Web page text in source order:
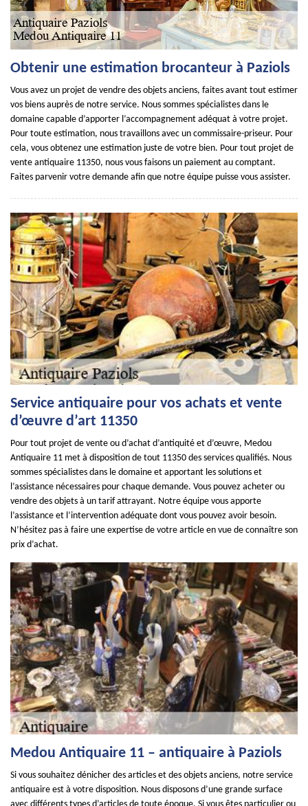
Obtenir une estimation brocanteur à Paziols
Vous avez un projet de vendre des objets anciens, faites avant tout estimer
vos biens auprès de notre service. Nous sommes spécialistes dans le
domaine capable d’apporter l’accompagnement adéquat à votre projet.
Pour toute estimation, nous travaillons avec un commissaire-priseur. Pour
cela, vous obtenez une estimation juste de votre bien. Pour tout projet de
vente antiquaire 11350, nous vous faisons un paiement au comptant.
Faites parvenir votre demande afin que notre équipe puisse vous assister.
Service antiquaire pour vos achats et vente
d’œuvre d’art 11350
Pour tout projet de vente ou d’achat d’antiquité et d’œuvre, Medou
Antiquaire 11 met à disposition de tout 11350 des services qualifiés. Nous
sommes spécialistes dans le domaine et apportant les solutions et
l’assistance nécessaires pour chaque demande. Vous pouvez acheter ou
vendre des objets à un tarif attrayant. Notre équipe vous apporte
l’assistance et l’intervention adéquate dont vous pouvez avoir besoin.
N’hésitez pas à faire une expertise de votre article en vue de connaître son
prix d’achat.
Medou Antiquaire 11 – antiquaire à Paziols
Si vous souhaitez dénicher des articles et des objets anciens, notre service
antiquaire est à votre disposition. Nous disposons d’une grande surface